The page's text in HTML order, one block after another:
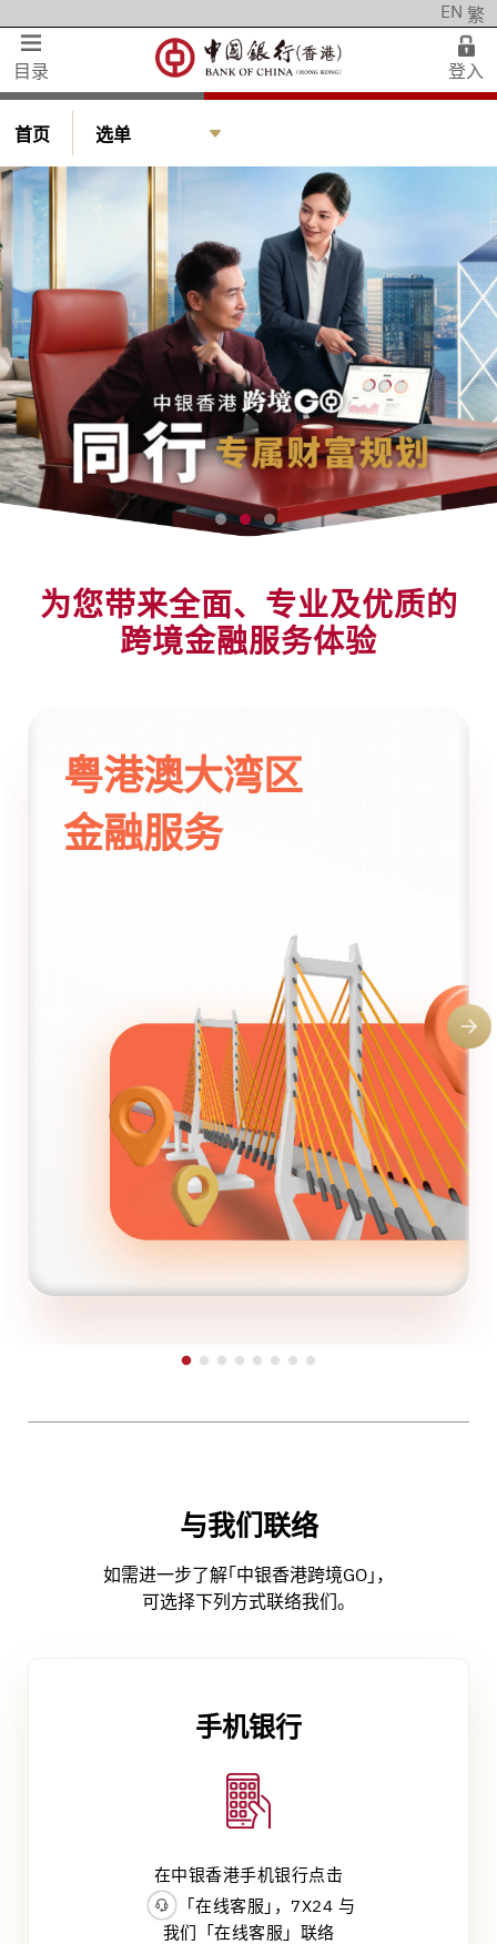
私人财富
中银理财
智盈理财
自在理财
私人银行
企业银行
中小企理财
人民币服务
跨境金融及汇款服务
按揭
强积金
手机银行
登入网上银行
网上银行
公司客户
私人银行
EN 繁
目录 登入
首页 选单
为您带来全面、专业及优质的
跨境金融服务体验
粤港澳大湾区
金融服务
与我们联络
如需进一步了解｢中银香港跨境GO｣，
可选择下列方式联络我们。
手机银行
在中银香港手机银行点击
｢在线客服｣，7X24 与
我们「在线客服」联络